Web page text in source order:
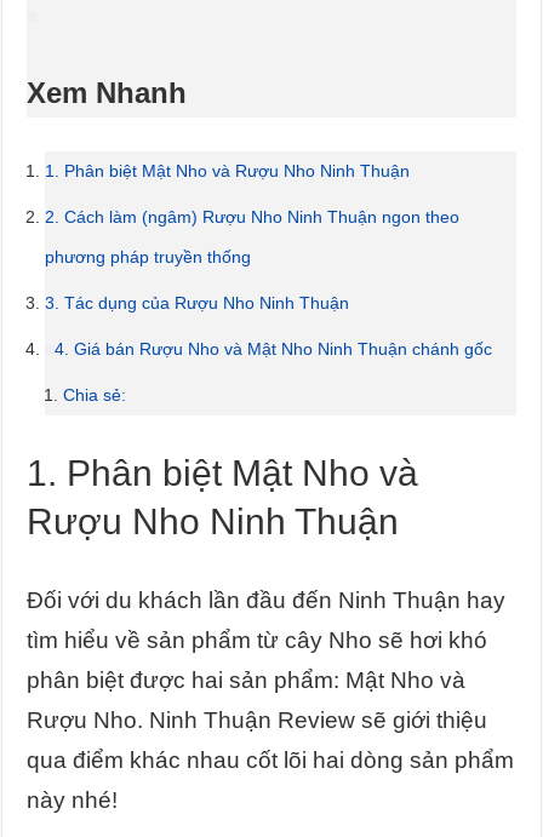
Xem Nhanh
1. Phân biệt Mật Nho và Rượu Nho Ninh Thuận
2. Cách làm (ngâm) Rượu Nho Ninh Thuận ngon theo
phương pháp truyền thống
3. Tác dụng của Rượu Nho Ninh Thuận
4. Giá bán Rượu Nho và Mật Nho Ninh Thuận chánh gốc
Chia sẻ:
1. Phân biệt Mật Nho và
Rượu Nho Ninh Thuận
Đối với du khách lần đầu đến Ninh Thuận hay
tìm hiểu về sản phẩm từ cây Nho sẽ hơi khó
phân biệt được hai sản phẩm: Mật Nho và
Rượu Nho. Ninh Thuận Review sẽ giới thiệu
qua điểm khác nhau cốt lõi hai dòng sản phẩm
này nhé!